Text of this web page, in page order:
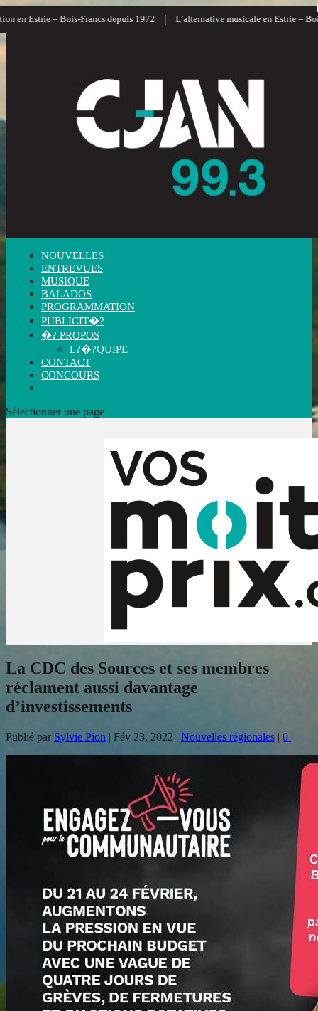
en Estrie – Bois-Francs depuis 1972 | L’alternative musicale en Estrie – Bois-
NOUVELLES
ENTREVUES
MUSIQUE
BALADOS
PROGRAMMATION
PUBLICIT�?
�? PROPOS
L?�?QUIPE
CONTACT
CONCOURS
Sélectionner une page
La CDC des Sources et ses membres
réclament aussi davantage
d’investissements
Publié par Sylvie Pion | Fév 23, 2022 | Nouvelles régionales | 0 |